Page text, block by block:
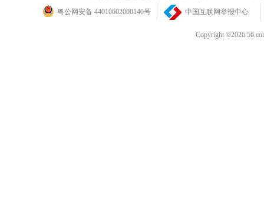
粤公网安备 44010602000140号
中国互联网举报中心
Copyright ©2026